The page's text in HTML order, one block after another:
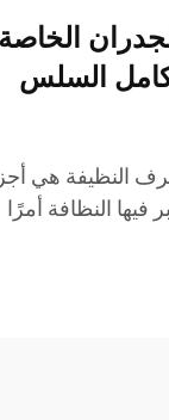
الخاصة
السلس
النظيفة هي
فيها النظافة أمرًا
دخول الغبار أو